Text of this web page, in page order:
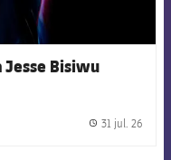
Jesse Bisiwu
31 jul. 26